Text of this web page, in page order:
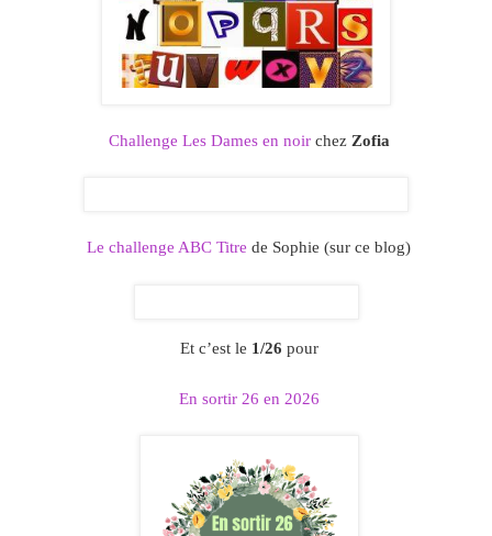
Challenge Les Dames en noirchez Zofia
Le challenge ABC Titre de Sophie (sur ce blog)
Et c’est le 1/26 pour
En sortir 26 en 2026